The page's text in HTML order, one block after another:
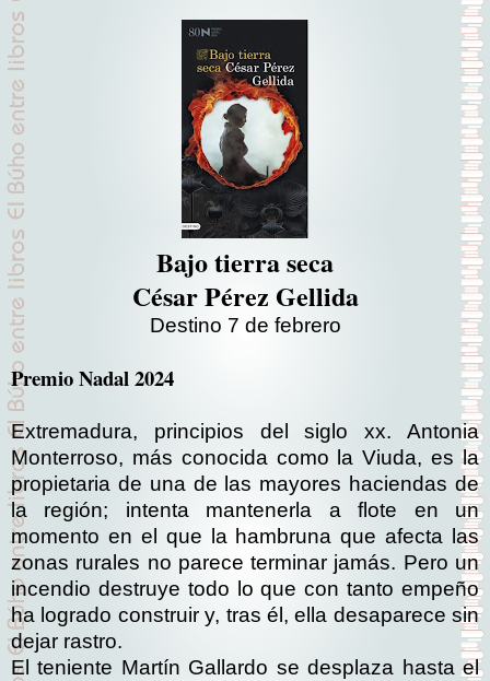
Bajo tierra seca
César Pérez Gellida
Destino 7 de febrero
Premio Nadal 2024
Extremadura, principios del siglo xx. Antonia
Monterroso, más conocida como la Viuda, es la
propietaria de una de las mayores haciendas de
la región; intenta mantenerla a flote en un
momento en el que la hambruna que afecta las
zonas rurales no parece terminar jamás. Pero un
incendio destruye todo lo que con tanto empeño
ha logrado construir y, tras él, ella desaparece sin
dejar rastro.
El teniente Martín Gallardo se desplaza hasta el